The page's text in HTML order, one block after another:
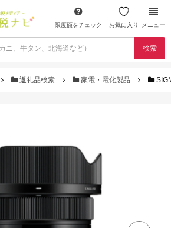
限度額をチェック お気に入り メニュー
検索
返礼品検索 家電・電化製品